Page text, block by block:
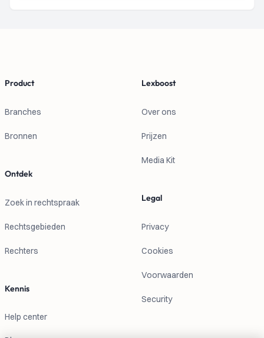
Product
Branches
Bronnen
Ontdek
Zoek in rechtspraak
Rechtsgebieden
Rechters
Kennis
Help center
Lexboost
Over ons
Prijzen
Media Kit
Legal
Privacy
Cookies
Voorwaarden
Security